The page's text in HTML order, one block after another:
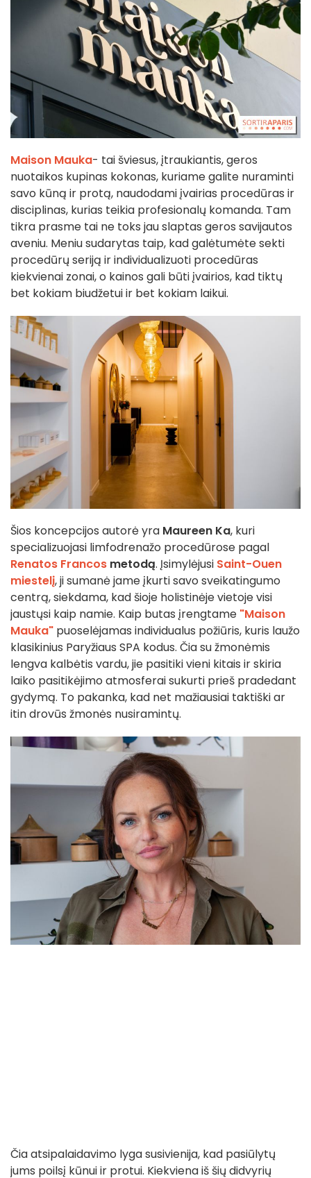
Maison Mauka- tai šviesus, įtraukiantis, geros
nuotaikos kupinas kokonas, kuriame galite nuraminti
savo kūną ir protą, naudodami įvairias procedūras ir
disciplinas, kurias teikia profesionalų komanda. Tam
tikra prasme tai ne toks jau slaptas geros savijautos
aveniu. Meniu sudarytas taip, kad galėtumėte sekti
procedūrų seriją ir individualizuoti procedūras
kiekvienai zonai, o kainos gali būti įvairios, kad tiktų
bet kokiam biudžetui ir bet kokiam laikui.
Šios koncepcijos autorė yra Maureen Ka, kuri
specializuojasi limfodrenažo procedūrose pagal
Renatos Francos metodą. Įsimylėjusi Saint-Ouen
miestelį, ji sumanė jame įkurti savo sveikatingumo
centrą, siekdama, kad šioje holistinėje vietoje visi
jaustųsi kaip namie. Kaip butas įrengtame "Maison
Mauka" puoselėjamas individualus požiūris, kuris laužo
klasikinius Paryžiaus SPA kodus. Čia su žmonėmis
lengva kalbėtis vardu, jie pasitiki vieni kitais ir skiria
laiko pasitikėjimo atmosferai sukurti prieš pradedant
gydymą. To pakanka, kad net mažiausiai taktiški ar
itin drovūs žmonės nusiramintų.
Čia atsipalaidavimo lyga susivienija, kad pasiūlytų
jums poilsį kūnui ir protui. Kiekviena iš šių didvyrių